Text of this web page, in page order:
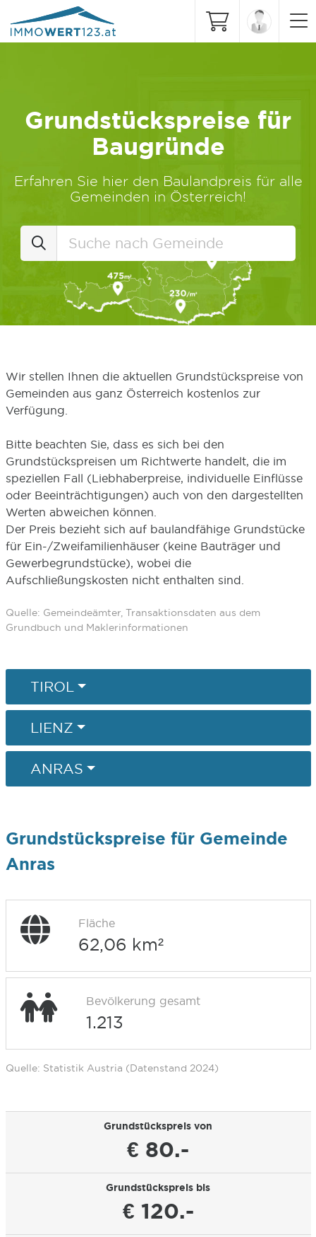
Grundstückspreise für
Baugründe
Erfahren Sie hier den Baulandpreis für alle
Gemeinden in Österreich!
Wir stellen Ihnen die aktuellen Grundstückspreise von
Gemeinden aus ganz Österreich kostenlos zur
Verfügung.
Bitte beachten Sie, dass es sich bei den
Grundstückspreisen um Richtwerte handelt, die im
speziellen Fall (Liebhaberpreise, individuelle Einflüsse
oder Beeinträchtigungen) auch von den dargestellten
Werten abweichen können.
Der Preis bezieht sich auf baulandfähige Grundstücke
für Ein-/Zweifamilienhäuser (keine Bauträger und
Gewerbegrundstücke), wobei die
Aufschließungskosten nicht enthalten sind.
Quelle: Gemeindeämter, Transaktionsdaten aus dem
Grundbuch und Maklerinformationen
TIROL
LIENZ
ANRAS
Grundstückspreise für Gemeinde
Anras
Fläche
62,06 km²
Bevölkerung gesamt
1.213
Quelle: Statistik Austria (Datenstand 2024)
Grundstückspreis von
€ 80.-
Grundstückspreis bis
€ 120.-